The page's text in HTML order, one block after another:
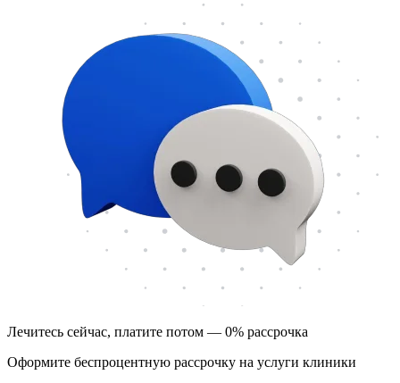
Лечитесь сейчас, платите потом — 0% рассрочка
Оформите беспроцентную рассрочку на услуги клиники